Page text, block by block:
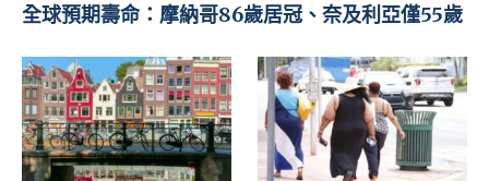
全球預期壽命：摩納哥86歲居冠、奈及利亞僅55歲